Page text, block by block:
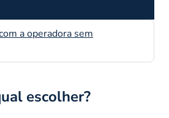
a operadora sem
escolher?